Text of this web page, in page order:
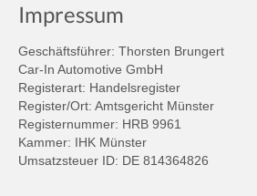
Impressum
Geschäftsführer: Thorsten Brungert
Car-In Automotive GmbH
Registerart: Handelsregister
Register/Ort: Amtsgericht Münster
Registernummer: HRB 9961
Kammer: IHK Münster
Umsatzsteuer ID: DE 814364826